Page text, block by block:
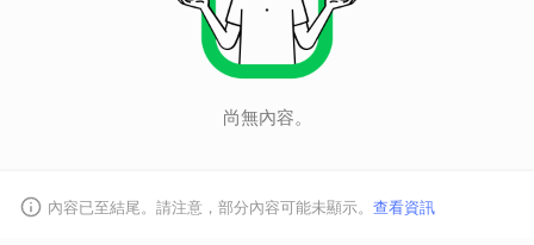
尚無內容。
內容已至結尾。請注意，部分內容可能未顯示。 查看資訊